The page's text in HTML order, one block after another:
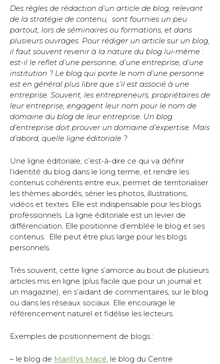
Des règles de rédaction d’un article de blog, relevant
de la stratégie de contenu, sont fournies un peu
partout, lors de séminaires ou formations, et dans
plusieurs ouvrages. Pour rédiger un article sur un blog,
il faut souvent revenir à la nature du blog lui-même :
est-il le reflet d’une personne, d’une entreprise, d’une
institution ? Le blog qui porte le nom d’une personne
est en général plus libre que s’il est associé à une
entreprise. Souvent, les entrepreneurs, propriétaires de
leur entreprise, engagent leur nom pour le nom de
domaine du blog de leur entreprise. Un blog
d’entreprise doit prouver un domaine d’expertise. Mais
d’abord, quelle ligne éditoriale ?
Une ligne éditoriale, c’est-à-dire ce qui va définir
l’identité du blog dans le long terme, et rendre les
contenus cohérents entre eux, permet de territorialiser
les thèmes abordés, sérier les photos, illustrations,
vidéos et textes. Elle est indispensable pour les blogs
professionnels. La ligne éditoriale est un levier de
différenciation. Elle positionne d’emblée le blog et ses
contenus. Elle peut être plus large pour les blogs
personnels.
Très souvent, cette ligne s’amorce au bout de plusieurs
articles mis en ligne (plus facile que pour un journal et
un magazine), en s’aidant de commentaires, sur le blog
ou dans les réseaux sociaux. Elle encourage le
référencement naturel et fidélise les lecteurs.
Exemples de positionnement de blogs :
– le blog de Marillys Macé, le blog du Centre